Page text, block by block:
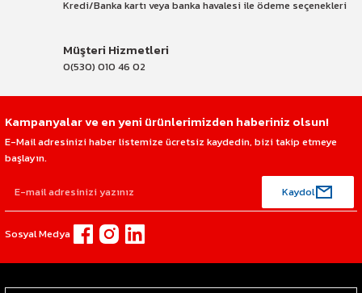
Kredi/Banka kartı veya banka havalesi ile ödeme seçenekleri
Müşteri Hizmetleri
0(530) 010 46 02
Sosyal Medya
Kampanyalar ve en yeni ürünlerimizden haberiniz olsun!
E-Mail adresinizi haber listemize ücretsiz kaydedin, bizi takip etmeye
başlayın.
Kaydol